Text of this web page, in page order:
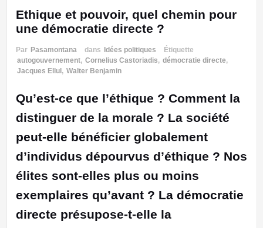
Ethique et pouvoir, quel chemin pour
une démocratie directe ?
Par Pasamontana dans Idées politiques
Étiquette
autogouvernement, Cornelius Castoriadis, démocratie directe,
Jacques Ellul , Walter Benjamin
Qu’est-ce que l’éthique ? Comment la
distinguer de la morale ? La société
peut-elle bénéficier globalement
d’individus dépourvus d’éthique ? Nos
élites sont-elles plus ou moins
exemplaires qu’avant ? La démocratie
directe présupose-t-elle la